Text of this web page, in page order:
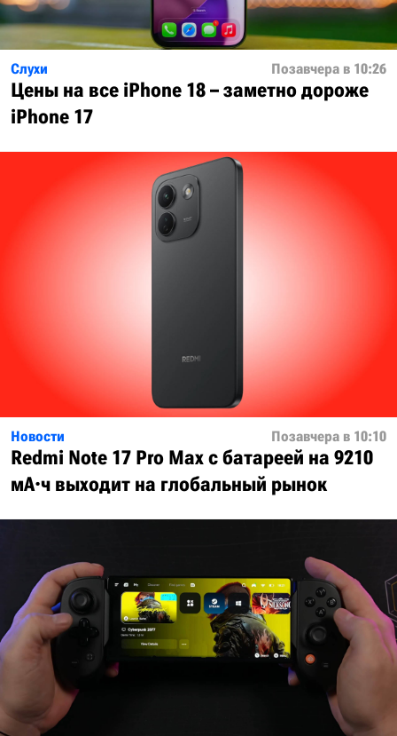
Слухи Позавчера в 10:26
Цены на все iPhone 18 – заметно дороже
iPhone 17
Новости Позавчера в 10:10
Redmi Note 17 Pro Max с батареей на 9210
мА·ч выходит на глобальный рынок